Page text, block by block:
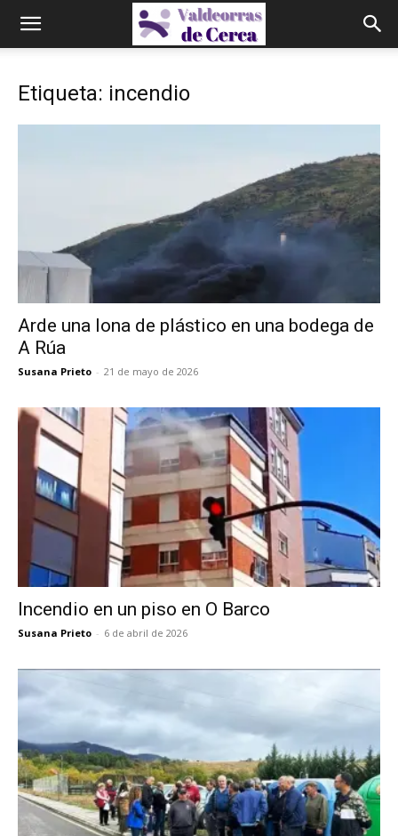
Etiqueta: incendio
Arde una lona de plástico en una bodega de
A Rúa
Susana Prieto - 21 de mayo de 2026
Incendio en un piso en O Barco
Susana Prieto - 6 de abril de 2026